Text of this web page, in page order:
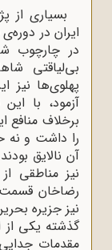
بسیاری از
ایران در
در چارچوب
بی‌لیاقتی
پهلوی‌ها نیز
آزمود، با
برخلاف منافع
را داشت و نه
آن نالایق
نیز مناطقی
رضاخان
نیز جزیره
مقدمات